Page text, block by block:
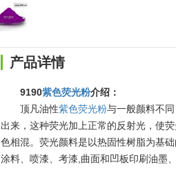
产品详情
9190紫色荧光粉介绍：
顶凡油性紫色荧光粉与一般颜料不
出来，这种荧光加上正常的反射光，使
色相混。荧光颜料是以热固性树脂为基
涂料、喷漆、考漆,曲面和凹板印刷油墨